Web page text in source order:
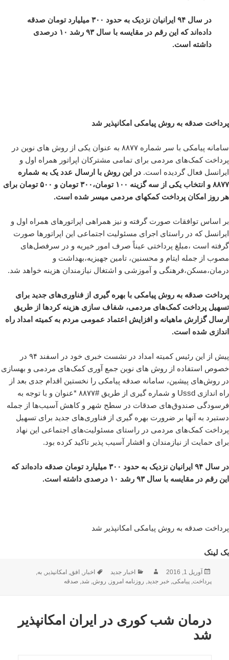
در سال ۹۴ ایرانیان نزدیک به حدود ۳۰۰ میلیارد تومان صدقه
داده‌اند که این رقم در مقایسه با سال ۹۳ رشد ۱۰ درصدی
داشته است.
پرداخت صدقه به روش پیامکی امکانپذیر شد
سامانه پیامکی با سر شماره ۸۸۷۷ به عنوان یکی از روش های نوین در
پرداخت کمک‌های مردمی برای تمامی مشترکان اپراتور همراه اول و
ایرانسل فعال گردیده است. در این روش با ارسال عدد یک به شماره
۸۸۷۷ و انتخاب یکی از سه گزینه ۱۰۰ تومان،۳۰۰ تومان و ۵۰۰ تومان برای
هر روز امکان پرداخت کمکهای مردمی میسر شده است.
بر اساس توافقات صورت گرفته و نیز همراهی اپراتورهای همراه اول و
ایرانسل که در راستای اجرای مسئولیت اجتماعی این اپراتورها صورت
گرفته است ،مبلغ پرداختی عیناً صرف امور خیریه و در سرفصل‌های
مصوب از جمله ایتام و محسنین، تامین جهیزیه،بهداشت و
درمان،مسکن،فرهنگی و آموزشی و اشتغال نیازمندان هزینه خواهد شد.
پرداخت صدقه به روش پیامکی با بهره گیری از فناوری‌های جدید برای
تسهیل پرداخت کمک‌های مردمی، شفاف سازی هزینه کردها از طریق
ارسال گزارش ماهیانه و افزایش اعتماد عمومی مردم به کمیته امداد راه
اندازی شده است.
پیش از این رئیس کمیته امداد در نشست خبری خود در اسفند ۹۴ در
خصوص استفاده از روش های نوین جمع آوری کمک‌های مردمی و بهسازی
در روش‌های پیشین، سامانه صدقه پیامکی را نخستین اقدام جدی بعد از
راه اندازی Ussd و شماره گیری از طریق #۸۸۷۷ *عنوان و با توجه به
فرسودگی صندوق‌های صدقات در سطح شهر و کاهش آسیب‌ها از جمله
دستبرد به آنها بر ضرورت بهره گیری از فناوری‌های جدید برای تسهیل
پرداخت کمک‌های مردمی در راستای مسئولیت‌های اجتماعی این نهاد
برای حمایت از نیازمندان و اقشار آسیب پذیر تاکید کرده بود.
در سال ۹۴ ایرانیان نزدیک به حدود ۳۰۰ میلیارد تومان صدقه داده‌اند که
این رقم در مقایسه با سال ۹۳ رشد ۱۰ درصدی داشته است.
پرداخت صدقه به روش پیامکی امکانپذیر شد
بک لینک
ارسال
شده
آوریل 1, 2016 نویسندهدسته‌ها
اخبار جدید برچسب‌ها
اخبار, افق, امکانپذیر,به,
پرداخت,پیامکی,خبر جدید, روزنامه امروز, روش, شد,صدقه
درمان شب کوری در ایران امکانپذیر
شد